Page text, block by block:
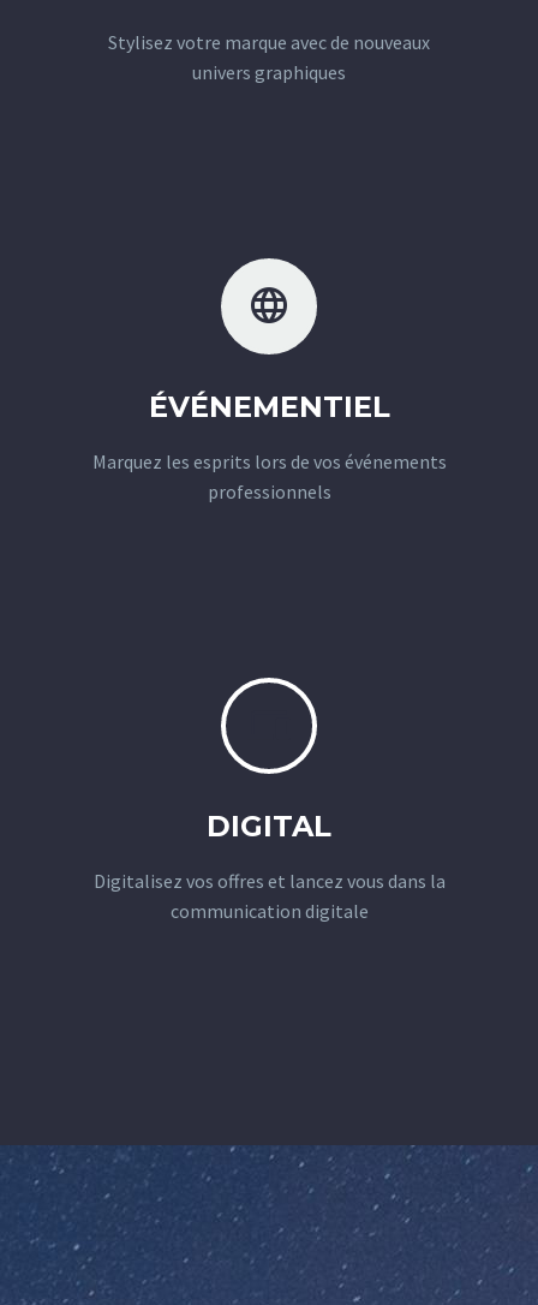
Stylisez votre marque avec de nouveaux
univers graphiques


ÉVÉNEMENTIEL
Marquez les esprits lors de vos événements
professionnels
DIGITAL
Digitalisez vos offres et lancez vous dans la
communication digitale